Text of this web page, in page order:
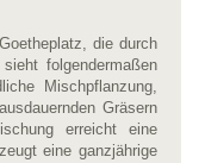
die durch
folgendermaßen
Mischpflanzung,
Gräsern
erreicht eine
eine ganzjährige